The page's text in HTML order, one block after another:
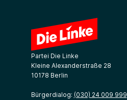
Partei Die Linke
Kleine Alexanderstraße 28
10178 Berlin
Bürgerdialog: (030) 24 009 999